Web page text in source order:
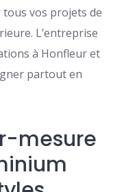
vos projets de
L’entreprise
à Honfleur et
partout en
mesure